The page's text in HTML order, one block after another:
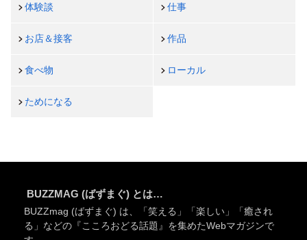
体験談 仕事
お店＆接客 作品
食べ物 ローカル
ためになる
BUZZMAG (ばずまぐ) とは…
BUZZmag (ばずまぐ) は、「笑える」「楽しい」「癒され
る」などの『こころおどる話題』を集めたWebマガジンで